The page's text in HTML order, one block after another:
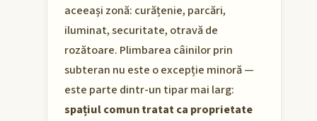
aceeași zonă: curățenie, parcări,
iluminat, securitate, otravă de
rozătoare. Plimbarea câinilor prin
subteran nu este o excepție minoră —
este parte dintr-un tipar mai larg:
spațiul comun tratat ca proprietate